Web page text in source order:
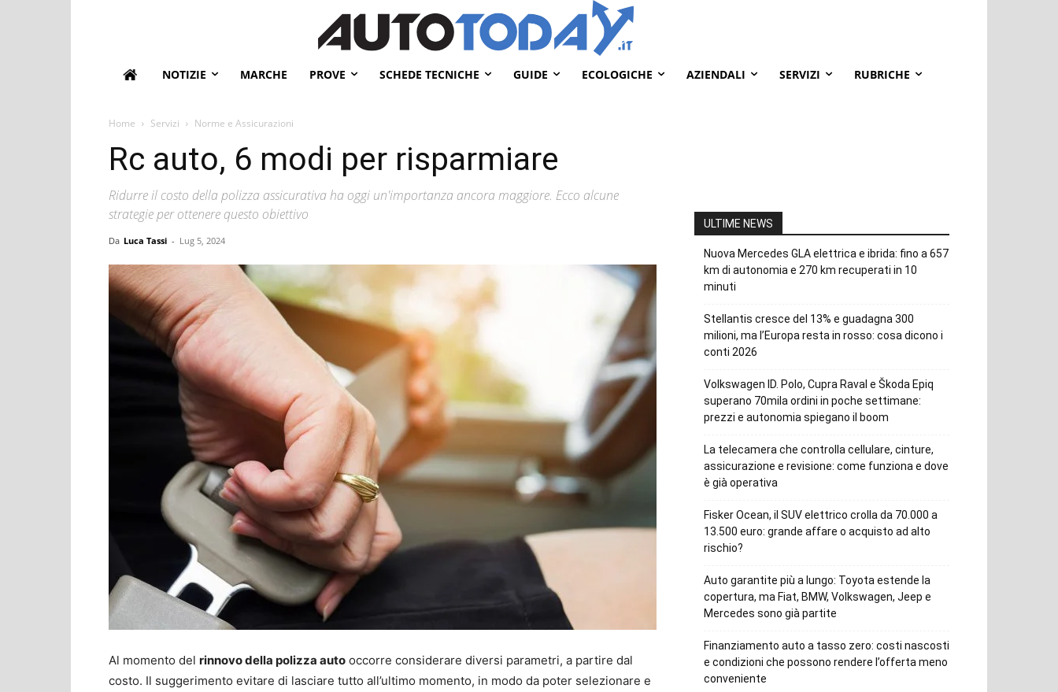
NOTIZIE MARCHE PROVE SCHEDE TECNICHE GUIDE ECOLOGICHE AZIENDALI SERVIZI RUBRICHE
Home Servizi Norme e Assicurazioni
Rc auto, 6 modi per risparmiare
Ridurre il costo della polizza assicurativa ha oggi un'importanza ancora maggiore. Ecco alcune
strategie per ottenere questo obiettivo
Da Luca Tassi - Lug 5, 2024
Al momento del rinnovo della polizza auto occorre considerare diversi parametri, a partire dal
costo. Il suggerimento evitare di lasciare tutto all’ultimo momento, in modo da poter selezionare e
ULTIME NEWS
Nuova Mercedes GLA elettrica e ibrida: fino a 657
km di autonomia e 270 km recuperati in 10
minuti
Stellantis cresce del 13% e guadagna 300
milioni, ma l’Europa resta in rosso: cosa dicono i
conti 2026
Volkswagen ID. Polo, Cupra Raval e Škoda Epiq
superano 70mila ordini in poche settimane:
prezzi e autonomia spiegano il boom
La telecamera che controlla cellulare, cinture,
assicurazione e revisione: come funziona e dove
è già operativa
Fisker Ocean, il SUV elettrico crolla da 70.000 a
13.500 euro: grande affare o acquisto ad alto
rischio?
Auto garantite più a lungo: Toyota estende la
copertura, ma Fiat, BMW, Volkswagen, Jeep e
Mercedes sono già partite
Finanziamento auto a tasso zero: costi nascosti
e condizioni che possono rendere l’offerta meno
conveniente